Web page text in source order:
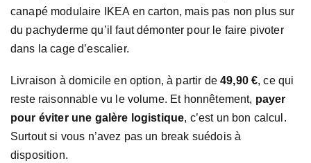
canapé modulaire IKEA en carton, mais pas non plus sur
du pachyderme qu’il faut démonter pour le faire pivoter
dans la cage d’escalier.
Livraison à domicile en option, à partir de49,90 €, ce qui
reste raisonnable vu le volume. Et honnêtement, payer
pour éviter une galère logistique, c’est un bon calcul.
Surtout si vous n’avez pas un break suédois à
disposition.